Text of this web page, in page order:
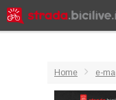
Home e-